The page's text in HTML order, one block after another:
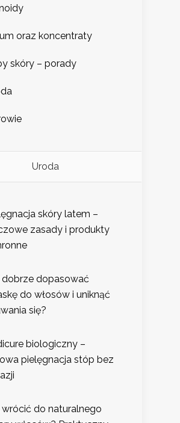
oraz koncentraty
skóry – porady
Uroda
skóry latem –
zasady i produkty
dobrze dopasować
do włosów i uniknąć
się?
biologiczny –
pielęgnacja stóp bez
wrócić do naturalnego